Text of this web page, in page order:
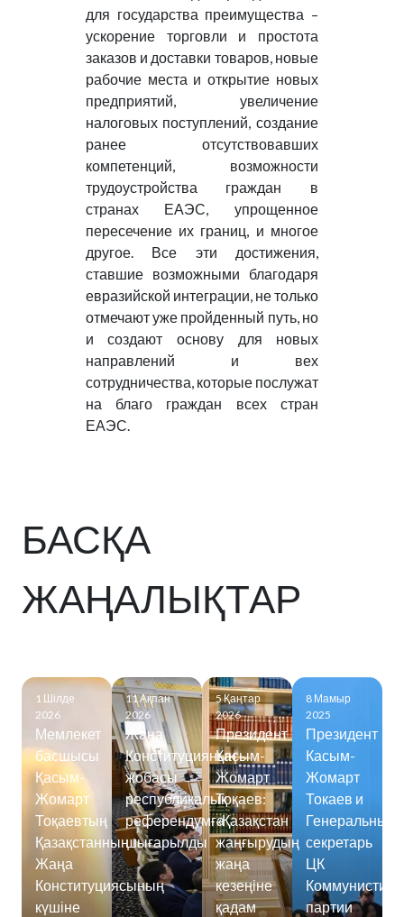
для государства преимущества –
ускорение торговли и простота
заказов и доставки товаров, новые
рабочие места и открытие новых
предприятий, увеличение
налоговых поступлений, создание
ранее отсутствовавших
компетенций, возможности
трудоустройства граждан в
странах ЕАЭС, упрощенное
пересечение их границ, и многое
другое. Все эти достижения,
ставшие возможными благодаря
евразийской интеграции, не только
отмечают уже пройденный путь, но
и создают основу для новых
направлений и вех
сотрудничества, которые послужат
на благо граждан всех стран
ЕАЭС.
БАСҚА
ЖАҢАЛЫҚТАР
1 Шілде
2026
Мемлекет
басшысы
Қасым-
Жомарт
Тоқаевтың
Қазақстанның
Жаңа
Конституциясының
күшіне
11 Ақпан
2026
Жаңа
Конституцияның
жобасы
республикалық
референдумға
шығарылды
5 Қаңтар
2026
Президент
Қасым-
Жомарт
Тоқаев:
«Қазақстан
жаңғырудың
жаңа
кезеңіне
қадам
8 Мамыр
2025
Президент
Касым-
Жомарт
Токаев и
Генеральный
секретарь
ЦК
партии